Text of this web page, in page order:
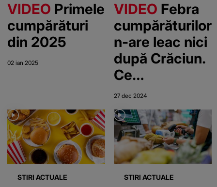
VIDEO Primele
cumpărături
din 2025
02 ian 2025
VIDEO Febra
cumpărăturilor
n-are leac nici
după Crăciun.
Ce
achiziționează
românii
27 dec 2024
STIRI ACTUALE STIRI ACTUALE